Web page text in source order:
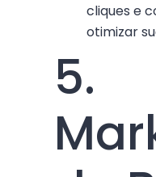
cliques e
otimizar
5.